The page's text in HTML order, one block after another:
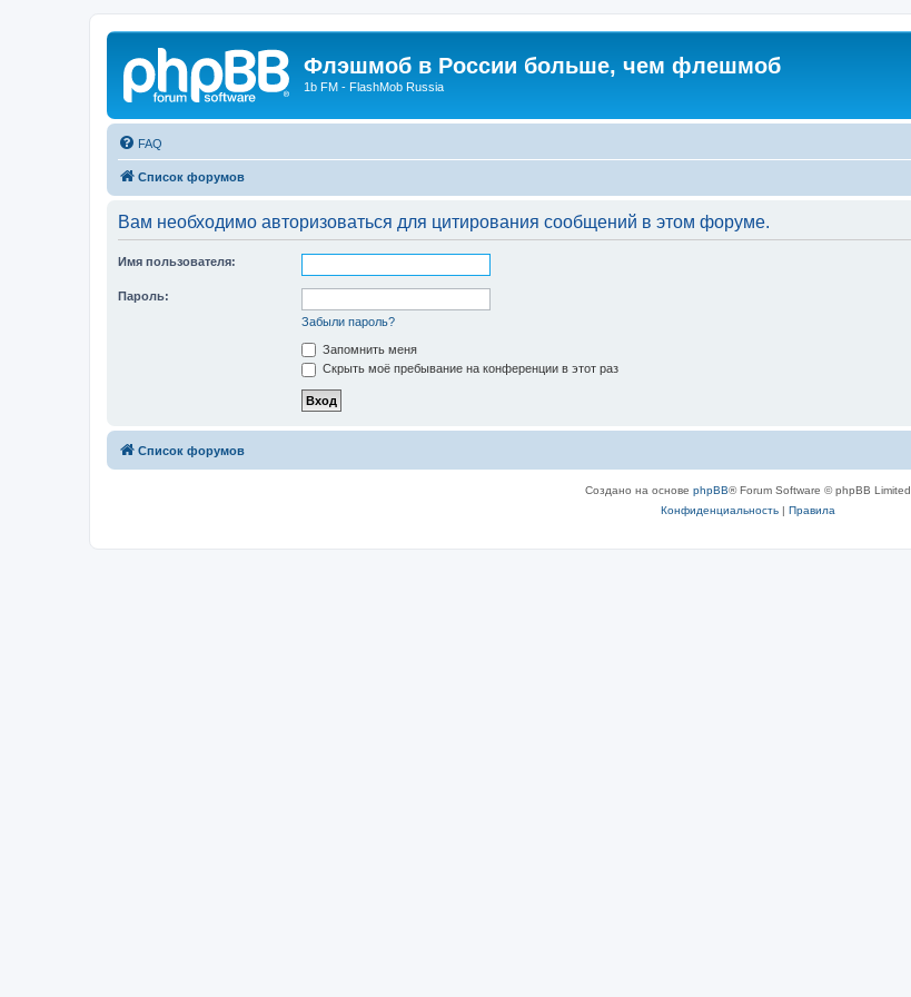
Флэшмоб в России больше, чем флешмоб
1b FM - FlashMob Russia
FAQ
Список форумов
Вам необходимо авторизоваться для цитирования сообщений в этом форуме.
Имя пользователя:
Пароль:
Забыли пароль?
Запомнить меня
Скрыть моё пребывание на конференции в этот раз
Список форумов
Создано на основе phpBB® Forum Software © phpBB Limited
Конфиденциальность| Правила